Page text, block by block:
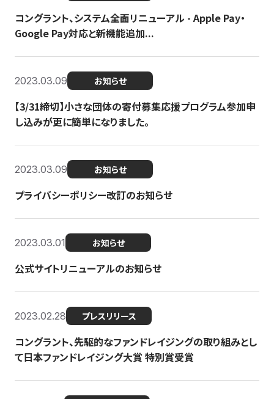
コングラント、システム全面リニューアル - Apple Pay・
Google Pay対応と新機能追加...
2023.03.09 お知らせ
【3/31締切】小さな団体の寄付募集応援プログラム参加申
し込みが更に簡単になりました。
2023.03.09 お知らせ
プライバシーポリシー改訂のお知らせ
2023.03.01 お知らせ
公式サイトリニューアルのお知らせ
2023.02.28 プレスリリース
コングラント、先駆的なファンドレイジングの取り組みとし
て日本ファンドレイジング大賞 特別賞受賞